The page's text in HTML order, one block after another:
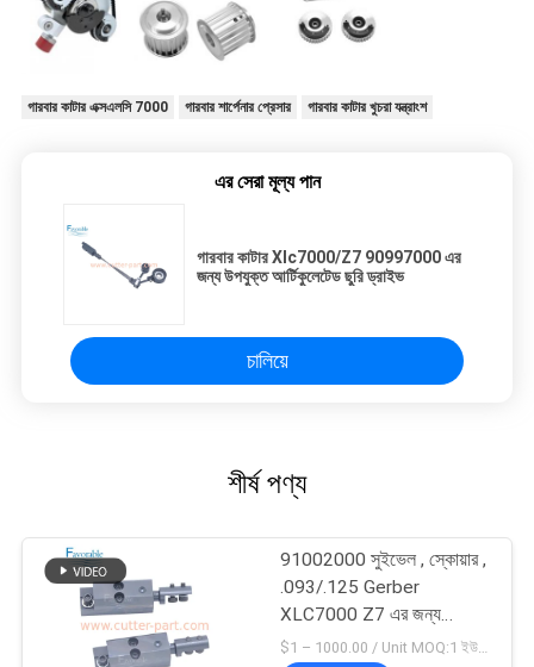
গারবার কাটার এক্সএলসি 7000 গারবার শার্পেনার প্রেসার গারবার কাটার খুচরা যন্ত্রাংশ
এর সেরা মূল্য পান
গারবার কাটার Xlc7000/Z7 90997000 এর
জন্য উপযুক্ত আর্টিকুলেটেড ছুরি ড্রাইভ
চালিয়ে
শীর্ষ পণ্য
91002000 সুইভেল , স্কোয়ার ,
.093/.125 Gerber
XLC7000 Z7 এর জন্য
উপযুক্ত